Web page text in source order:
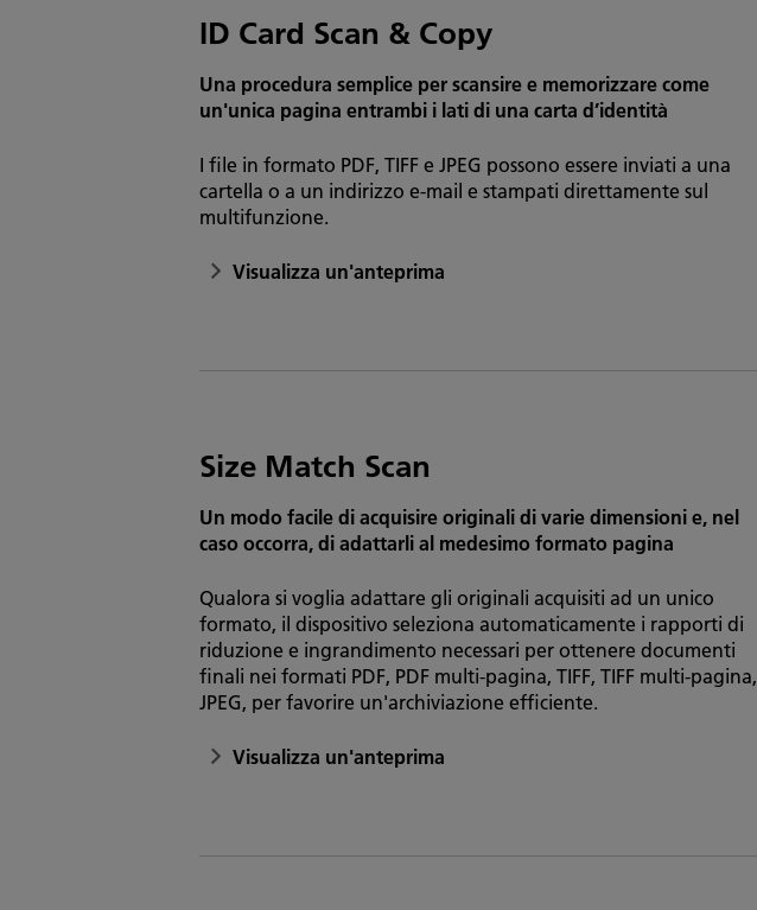
ID Card Scan & Copy
Una procedura semplice per scansire e memorizzare come
un'unica pagina entrambi i lati di una carta d’identità
I file in formato PDF, TIFF e JPEG possono essere inviati a una
cartella o a un indirizzo e-mail e stampati direttamente sul
multifunzione.
Visualizza un'anteprima
Size Match Scan
Un modo facile di acquisire originali di varie dimensioni e, nel
caso occorra, di adattarli al medesimo formato pagina
Qualora si voglia adattare gli originali acquisiti ad un unico
formato, il dispositivo seleziona automaticamente i rapporti di
riduzione e ingrandimento necessari per ottenere documenti
finali nei formati PDF, PDF multi-pagina, TIFF, TIFF multi-pagina,
JPEG, per favorire un'archiviazione efficiente.
Visualizza un'anteprima